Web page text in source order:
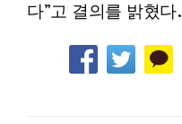
다”고 결의를 밝혔다.